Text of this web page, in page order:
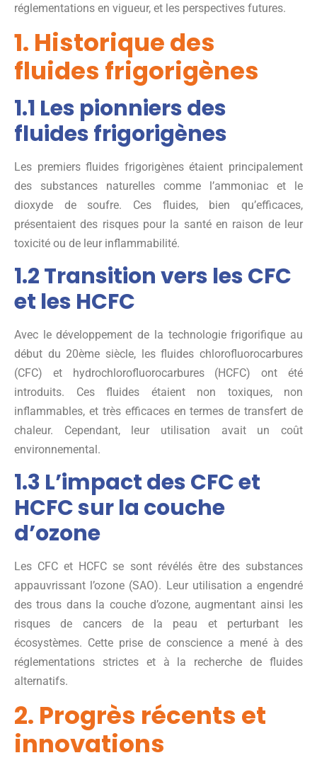
réglementations en vigueur, et les perspectives futures.
1. Historique des
fluides frigorigènes
1.1 Les pionniers des
fluides frigorigènes
Les premiers fluides frigorigènes étaient principalement
des substances naturelles comme l’ammoniac et le
dioxyde de soufre. Ces fluides, bien qu’efficaces,
présentaient des risques pour la santé en raison de leur
toxicité ou de leur inflammabilité.
1.2 Transition vers les CFC
et les HCFC
Avec le développement de la technologie frigorifique au
début du 20ème siècle, les fluides chlorofluorocarbures
(CFC) et hydrochlorofluorocarbures (HCFC) ont été
introduits. Ces fluides étaient non toxiques, non
inflammables, et très efficaces en termes de transfert de
chaleur. Cependant, leur utilisation avait un coût
environnemental.
1.3 L’impact des CFC et
HCFC sur la couche
d’ozone
Les CFC et HCFC se sont révélés être des substances
appauvrissant l’ozone (SAO). Leur utilisation a engendré
des trous dans la couche d’ozone, augmentant ainsi les
risques de cancers de la peau et perturbant les
écosystèmes. Cette prise de conscience a mené à des
réglementations strictes et à la recherche de fluides
alternatifs.
2. Progrès récents et
innovations